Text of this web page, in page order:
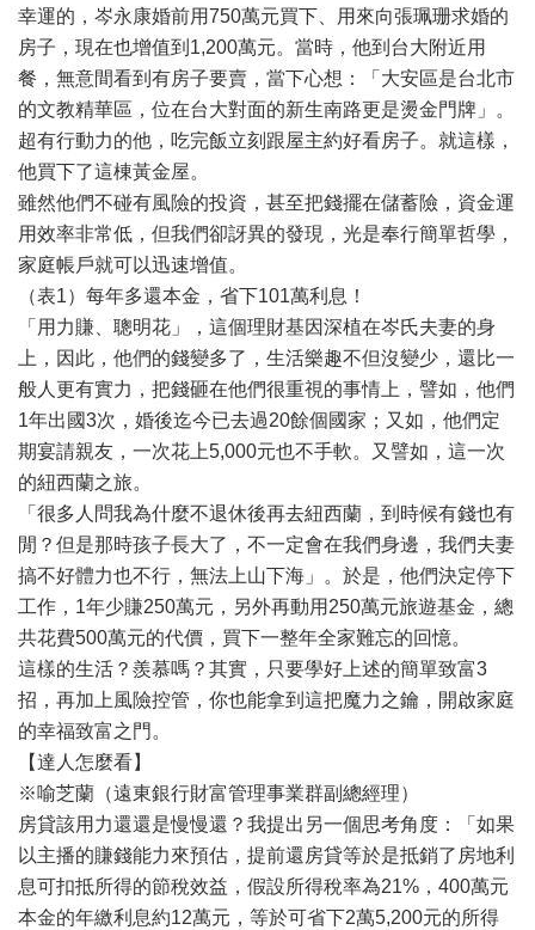
幸運的，岑永康婚前用750萬元買下、用來向張珮珊求婚的
房子，現在也增值到1,200萬元。當時，他到台大附近用
餐，無意間看到有房子要賣，當下心想：「大安區是台北市
的文教精華區，位在台大對面的新生南路更是燙金門牌」。
超有行動力的他，吃完飯立刻跟屋主約好看房子。就這樣，
他買下了這棟黃金屋。
雖然他們不碰有風險的投資，甚至把錢擺在儲蓄險，資金運
用效率非常低，但我們卻訝異的發現，光是奉行簡單哲學，
家庭帳戶就可以迅速增值。
（表1）每年多還本金，省下101萬利息！
「用力賺、聰明花」，這個理財基因深植在岑氏夫妻的身
上，因此，他們的錢變多了，生活樂趣不但沒變少，還比一
般人更有實力，把錢砸在他們很重視的事情上，譬如，他們
1年出國3次，婚後迄今已去過20餘個國家；又如，他們定
期宴請親友，一次花上5,000元也不手軟。又譬如，這一次
的紐西蘭之旅。
「很多人問我為什麼不退休後再去紐西蘭，到時候有錢也有
閒？但是那時孩子長大了，不一定會在我們身邊，我們夫妻
搞不好體力也不行，無法上山下海」。於是，他們決定停下
工作，1年少賺250萬元，另外再動用250萬元旅遊基金，總
共花費500萬元的代價，買下一整年全家難忘的回憶。
這樣的生活？羨慕嗎？其實，只要學好上述的簡單致富3
招，再加上風險控管，你也能拿到這把魔力之鑰，開啟家庭
的幸福致富之門。
【達人怎麼看】
※喻芝蘭（遠東銀行財富管理事業群副總經理）
房貸該用力還還是慢慢還？我提出另一個思考角度：「如果
以主播的賺錢能力來預估，提前還房貸等於是抵銷了房地利
息可扣抵所得的節稅效益，假設所得稅率為21%，400萬元
本金的年繳利息約12萬元，等於可省下2萬5,200元的所得